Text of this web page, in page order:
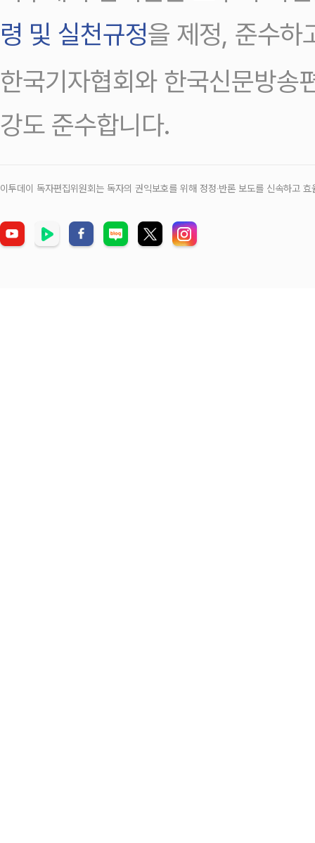
령 및 실천규정을 제정, 준수하
한국기자협회와 한국신문방송
강도 준수합니다.
이투데이 독자편집위원회는 독자의 권익보호를 위해 정정‧반론 보도를 신속하고